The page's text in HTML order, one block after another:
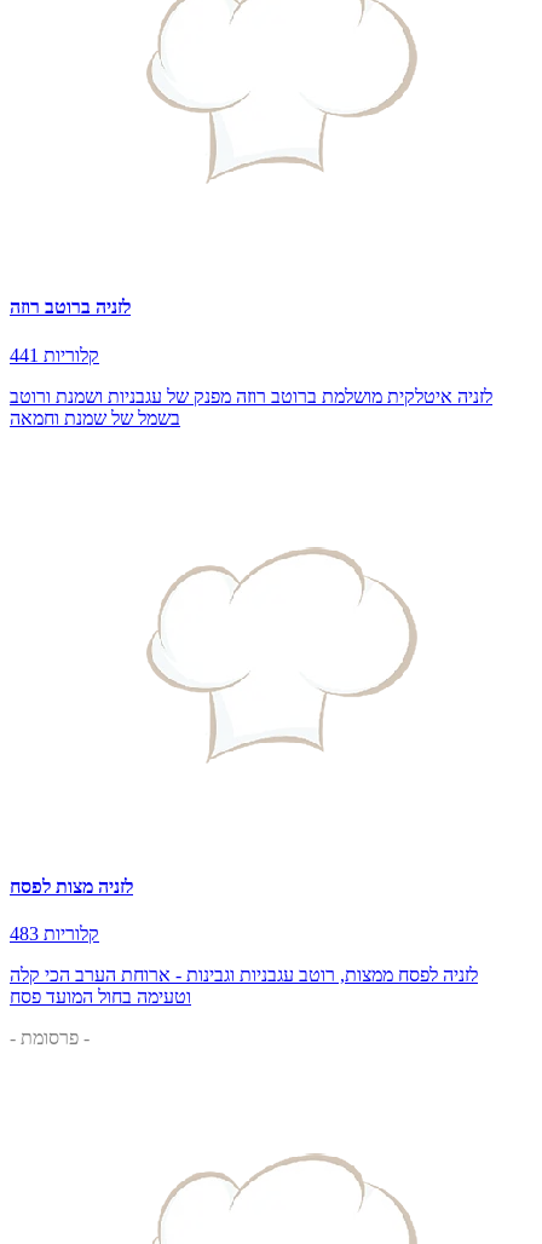
לזניה ברוטב רוזה
441 קלוריות
לזניה איטלקית מושלמת ברוטב רוזה מפנק של עגבניות ושמנת ורוטב
בשמל של שמנת וחמאה
לזניה מצות לפסח
483 קלוריות
לזניה לפסח ממצות, רוטב עגבניות וגבינות - ארוחת הערב הכי קלה
וטעימה בחול המועד פסח
- פרסומת -